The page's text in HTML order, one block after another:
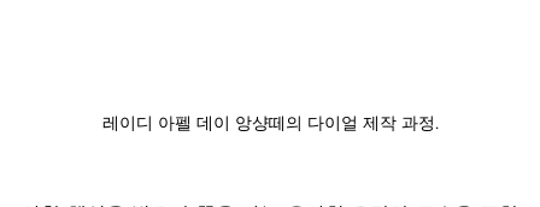
레이디 아펠 데이 앙샹떼의 다이얼 제작 과정.